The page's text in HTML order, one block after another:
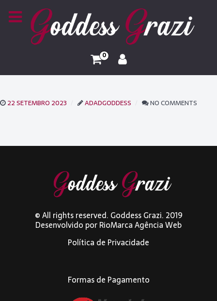
0
22 SETEMBRO 2023 ADADGODDESS NO COMMENTS
© All rights reserved. Goddess Grazi. 2019
Desenvolvido porRioMarca Agência Web
Política de Privacidade
Formas de Pagamento